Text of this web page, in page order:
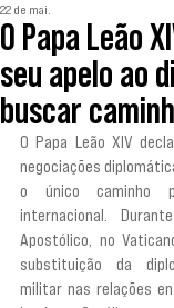
O Papa Leão
seu apelo ao
buscar
22 de mai.
O Papa Leão XIV
negociações
o único caminho
internacional.
Apostólico, no
substituição da
militar nas relações